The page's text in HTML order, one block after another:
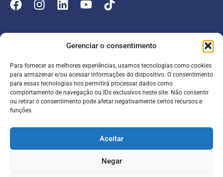
Gerenciar o consentimento
Para fornecer as melhores experiências, usamos tecnologias como cookies
para armazenar e/ou acessar informações do dispositivo. O consentimento
para essas tecnologias nos permitirá processar dados como
comportamento de navegação ou IDs exclusivos neste site. Não consentir
ou retirar o consentimento pode afetar negativamente certos recursos e
funções.
Aceitar
Negar
Parceiros
Blog
Contato
Portal do Colaborador
Entrar
Serviços
Meira online
Contabilidade para escolas